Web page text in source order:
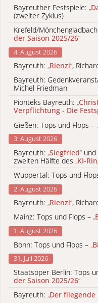
Bayreuther Festspiele: „
(zweiter Zyklus)
Krefeld/
der Saison 2025/26“
4. August 2026
Bayreuth: „Rienzi“,
Bayreuth:
Michel Friedman
Pionteks Bayreuth: „
Verpflichtung - Die
Gießen: Tops und Flops – „
3. August 2026
Bayreuth: „Siegfried“ und
zweiten Hälfte des „KI-
Wuppertal: Tops und
2. August 2026
Bayreuth: „Rienzi“,
Mainz: Tops und Flops – „
1. August 2026
Bonn: Tops und Flops – „
31. Juli 2026
Staatsoper Berlin: Tops
der Saison 2025/26“
Bayreuth: „Der